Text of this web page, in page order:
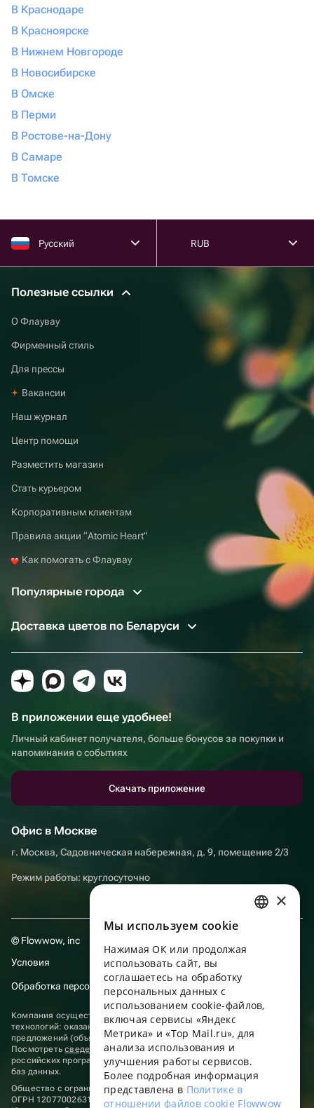
В Краснодаре
В Красноярске
В Нижнем Новгороде
В Новосибирске
В Омске
В Перми
В Ростове-на-Дону
В Самаре
В Томске
Русский RUB
Полезные ссылки
О Флаувау
Фирменный стиль
Для прессы
Вакансии
Наш журнал
Центр помощи
Разместить магазин
Стать курьером
Корпоративным клиентам
Правила акции “Atomic Heart”
Как помогать с Флаувау
Популярные города
Доставка цветов по Беларуси
В приложении еще удобнее!
Личный кабинет получателя, больше бонусов за покупки и
напоминания о событиях
Скачать приложение
Офис в Москве
г. Москва, Садовническая набережная, д. 9, помещение 2/3
Режим работы: круглосуточно
© Flowwow, inc
Условия
Обработка персональных данных
Компания осуществляет деятельность в области информационных
технологий: оказание услуг в сети “Интернет” по размещению
предложений (объявлений) продавцов о реализации товаров.
Посмотретьсведения о программах, включенных в реестр
российских программ для электронных вычислительных машин и
баз данных.
Общество с ограниченной ответственностью «ФЛАУВАУ»
ОГРН 1207700263198, ИНН 9702020445
ENGLISH
UKRAINIAN
PORTUGUESE
FRENCH
×
Мы используем сookie
Нажимая ОК или продолжая
использовать сайт, вы
соглашаетесь на обработку
персональных данных с
использованием cookie-файлов,
включая сервисы «Яндекс
Метрика» и «Top Mail.ru», для
анализа использования и
улучшения работы сервисов.
Более подробная информация
представлена в Политике в
отношении файлов cookie Flowwow